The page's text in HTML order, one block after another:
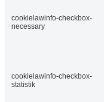
cookielawinfo-checkbox-
necessary
cookielawinfo-checkbox-
statistik